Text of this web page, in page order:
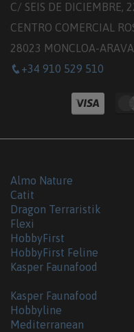
C/ SEIS DE DICIEMBRE,
CENTRO COMERCIAL
28023 MONCLOA-
+34 910 529 510
Almo Nature
Catit
Dragon Terraristik
Flexi
HobbyFirst
HobbyFirst Feline
Kasper Faunafood
Kasper Faunafood
Hobbyline
Mediterranean